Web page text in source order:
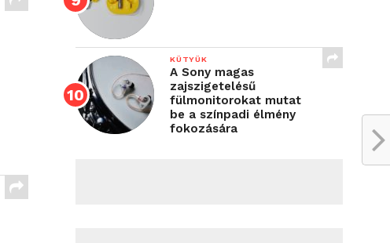
KÜTYÜK
A Sony magas
zajszigetelésű
fülmonitorokat mutat
be a színpadi élmény
fokozására